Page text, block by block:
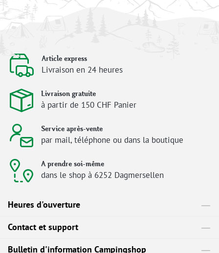
Article express
Livraison en 24 heures
Livraison gratuite
à partir de 150 CHF Panier
Service après-vente
par mail, téléphone ou dans la boutique
A prendre soi-même
dans le shop à 6252 Dagmersellen
Heures d'ouverture
Contact et support
Bulletin d'information Campingshop